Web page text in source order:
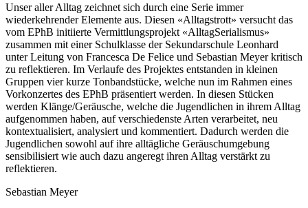
Unser aller Alltag zeichnet sich durch eine Serie immer
wiederkehrender Elemente aus. Diesen «Alltagstrott» versucht das
vom EPhB initiierte Vermittlungsprojekt «AlltagSerialismus»
zusammen mit einer Schulklasse der Sekundarschule Leonhard
unter Leitung von Francesca De Felice und Sebastian Meyer kritisch
zu reflektieren. Im Verlaufe des Projektes entstanden in kleinen
Gruppen vier kurze Tonbandstücke, welche nun im Rahmen eines
Vorkonzertes des EPhB präsentiert werden. In diesen Stücken
werden Klänge/Geräusche, welche die Jugendlichen in ihrem Alltag
aufgenommen haben, auf verschiedenste Arten verarbeitet, neu
kontextualisiert, analysiert und kommentiert. Dadurch werden die
Jugendlichen sowohl auf ihre alltägliche Geräuschumgebung
sensibilisiert wie auch dazu angeregt ihren Alltag verstärkt zu
reflektieren.
Sebastian Meyer